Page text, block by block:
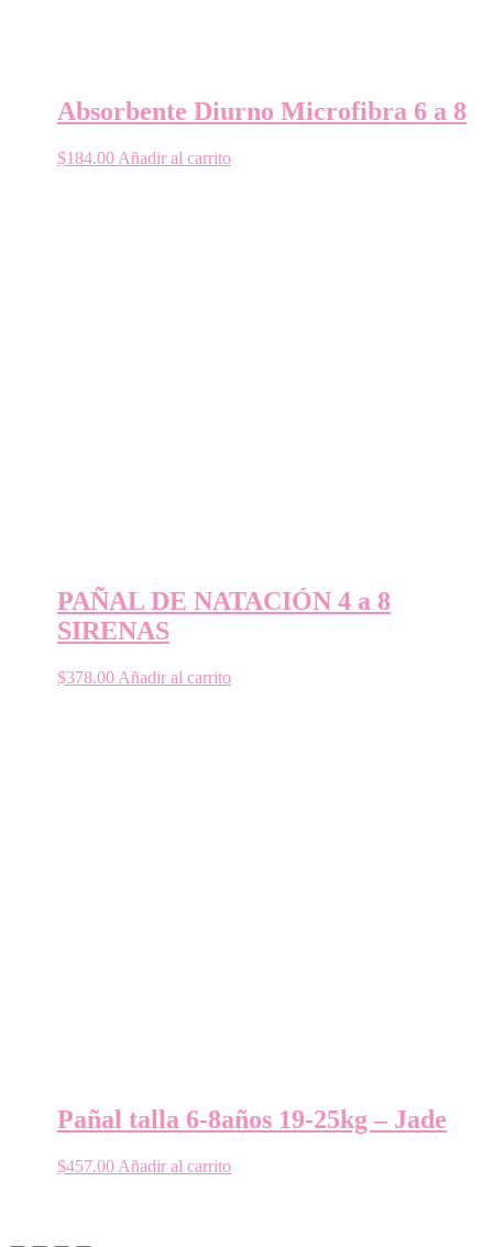
Absorbente Diurno Microfibra 6 a 8
$184.00 Añadir al carrito
PAÑAL DE NATACIÓN 4 a 8
SIRENAS
$378.00 Añadir al carrito
Pañal talla 6-8años 19-25kg – Jade
$457.00 Añadir al carrito